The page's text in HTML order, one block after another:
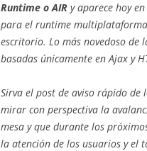
Runtime o AIR y aparece hoy
para el runtime
escritorio. Lo más novedoso de
basadas únicamente en Ajax y
Sirva el post de aviso rápido
mirar con perspectiva la
mesa y que durante los
la atención de los usuarios y el